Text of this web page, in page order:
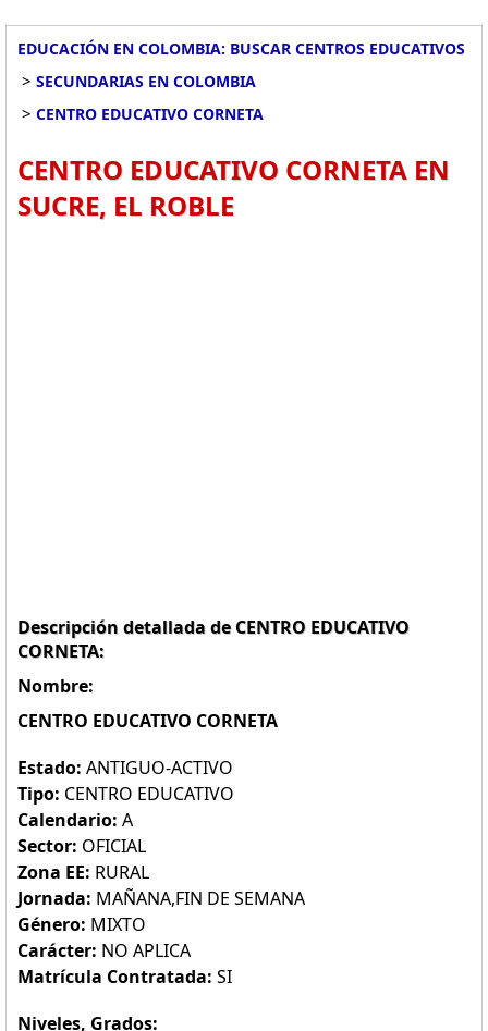
EDUCACIÓN EN COLOMBIA: BUSCAR CENTROS EDUCATIVOS
> SECUNDARIAS EN COLOMBIA
> CENTRO EDUCATIVO CORNETA
CENTRO EDUCATIVO CORNETA EN
SUCRE, EL ROBLE
Descripción detallada de CENTRO EDUCATIVO
CORNETA:
Nombre:
CENTRO EDUCATIVO CORNETA
Estado: ANTIGUO-ACTIVO
Tipo: CENTRO EDUCATIVO
Calendario: A
Sector: OFICIAL
Zona EE: RURAL
Jornada: MAÑANA,FIN DE SEMANA
Género: MIXTO
Carácter: NO APLICA
Matrícula Contratada: SI
Niveles, Grados: